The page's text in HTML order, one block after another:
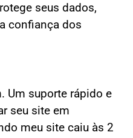
seus dados,
confiança dos
Um suporte rápido e
seu site em
meu site caiu às 2